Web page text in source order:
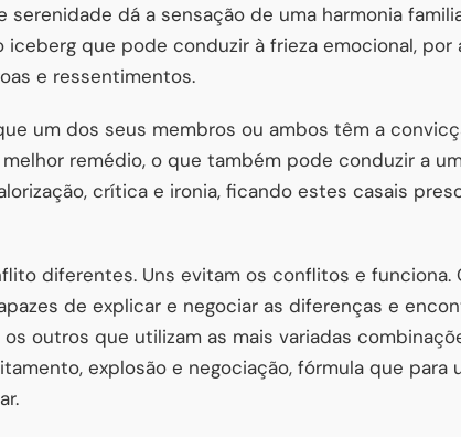
serenidade dá a sensação de uma harmonia
que pode conduzir à frieza emocional, por
e ressentimentos.
um dos seus membros ou ambos têm a
remédio, o que também pode conduzir a
crítica e ironia, ficando estes casais
diferentes. Uns evitam os conflitos e funciona.
de explicar e negociar as diferenças e
outros que utilizam as mais variadas
explosão e negociação, fórmula que para